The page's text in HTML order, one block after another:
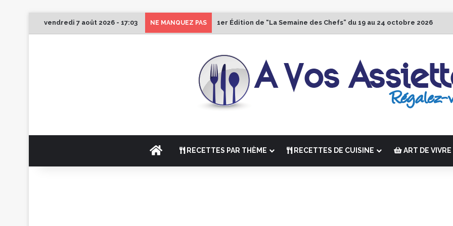
vendredi 7 août 2026 - 17:03 NE MANQUEZ PAS 1er Édition de “La Semaine des Chefs” du 19 au 24 octobre 2026
ACCUEILRECETTES PAR THÈME RECETTES DE CUISINE ART DE VIVRE